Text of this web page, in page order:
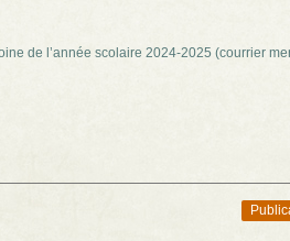
de l’année scolaire 2024-2025 (courrier